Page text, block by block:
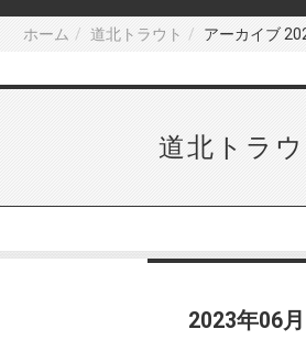
ホーム 道北トラウト アーカイブ
道北トラウ
2023年06月